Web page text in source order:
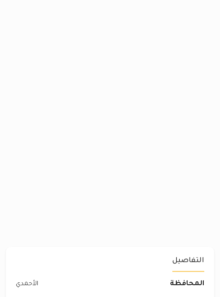
التفاصيل
المحافظة الأحمدي